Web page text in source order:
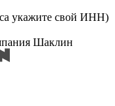
укажите свой ИНН)
Шаклин